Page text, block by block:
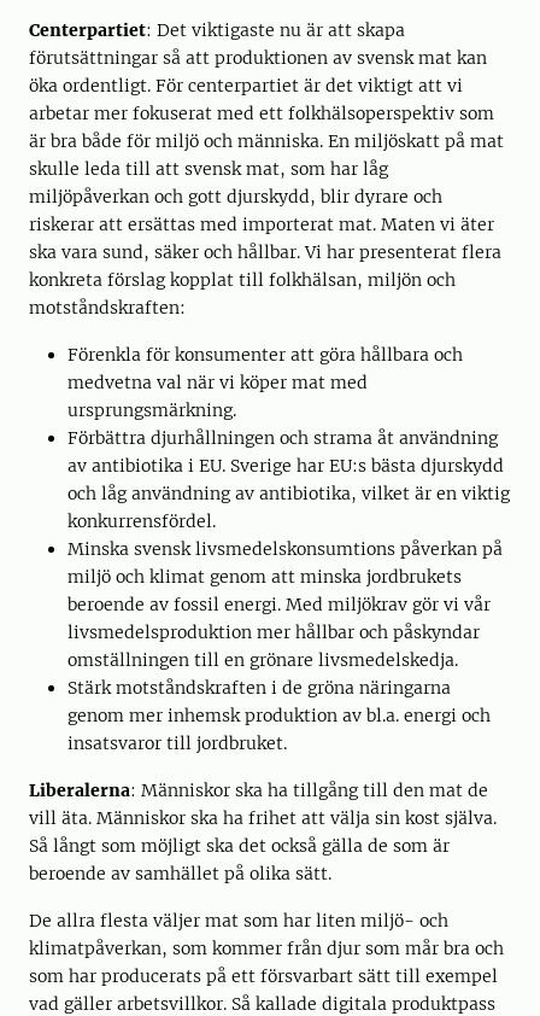
Centerpartiet: Det viktigaste nu är att skapa
förutsättningar så att produktionen av svensk mat kan
öka ordentligt. För centerpartiet är det viktigt att vi
arbetar mer fokuserat med ett folkhälsoperspektiv som
är bra både för miljö och människa. En miljöskatt på mat
skulle leda till att svensk mat, som har låg
miljöpåverkan och gott djurskydd, blir dyrare och
riskerar att ersättas med importerat mat. Maten vi äter
ska vara sund, säker och hållbar. Vi har presenterat flera
konkreta förslag kopplat till folkhälsan, miljön och
motståndskraften:
Förenkla för konsumenter att göra hållbara och
medvetna val när vi köper mat med
ursprungsmärkning.
Förbättra djurhållningen och strama åt användning
av antibiotika i EU. Sverige har EU:s bästa djurskydd
och låg användning av antibiotika, vilket är en viktig
konkurrensfördel.
Minska svensk livsmedelskonsumtions påverkan på
miljö och klimat genom att minska jordbrukets
beroende av fossil energi. Med miljökrav gör vi vår
livsmedelsproduktion mer hållbar och påskyndar
omställningen till en grönare livsmedelskedja.
Stärk motståndskraften i de gröna näringarna
genom mer inhemsk produktion av bl.a. energi och
insatsvaror till jordbruket.
Liberalerna: Människor ska ha tillgång till den mat de
vill äta. Människor ska ha frihet att välja sin kost själva.
Så långt som möjligt ska det också gälla de som är
beroende av samhället på olika sätt.
De allra flesta väljer mat som har liten miljö- och
klimatpåverkan, som kommer från djur som mår bra och
som har producerats på ett försvarbart sätt till exempel
vad gäller arbetsvillkor. Så kallade digitala produktpass